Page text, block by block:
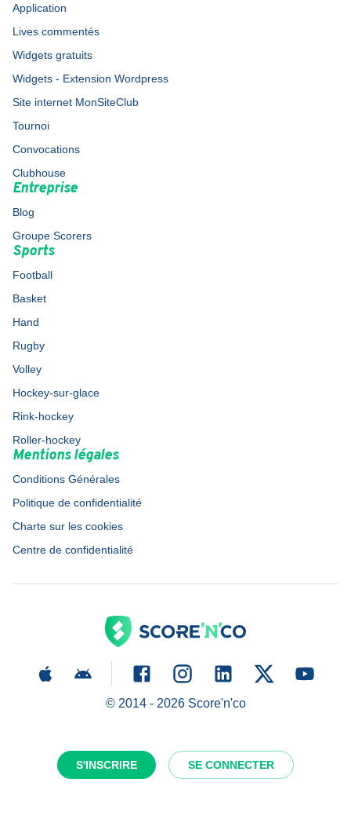
S'INSCRIRE SE CONNECTER
Application
Lives commentés
Widgets gratuits
Widgets - Extension Wordpress
Site internet MonSiteClub
Tournoi
Convocations
Clubhouse
Entreprise
Blog
Groupe Scorers
Sports
Football
Basket
Hand
Rugby
Volley
Hockey-sur-glace
Rink-hockey
Roller-hockey
Mentions légales
Conditions Générales
Politique de confidentialité
Charte sur les cookies
Centre de confidentialité
© 2014 - 2026Score'n'co